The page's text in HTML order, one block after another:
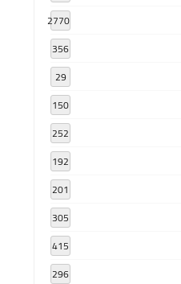
2770
356
29
150
252
192
201
305
415
296